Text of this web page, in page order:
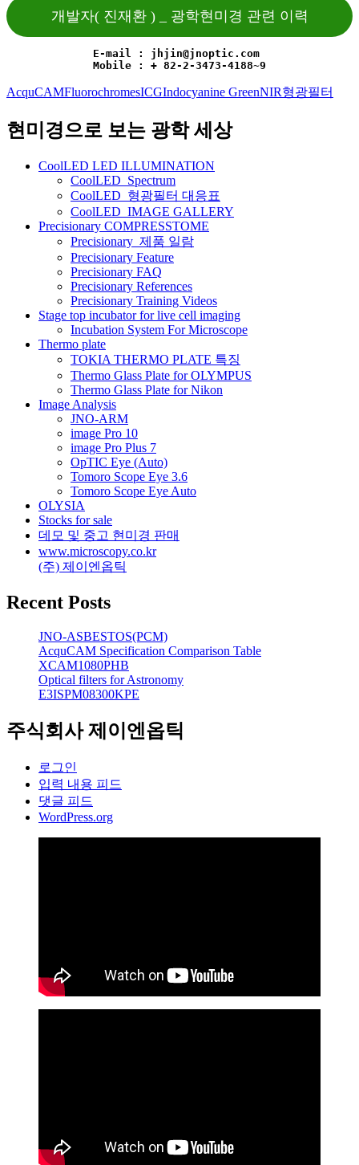
개발자( 진재환 ) _ 광학현미경 관련 이력
E-mail : jhjin@jnoptic.com
Mobile : + 82-2-3473-4188~9
AcquCAMFluorochromesICGIndocyanine GreenNIR형광필터
현미경으로 보는 광학 세상
CoolLED LED ILLUMINATION
CoolLED_Spectrum
CoolLED_형광필터 대응표
CoolLED_IMAGE GALLERY
Precisionary COMPRESSTOME
Precisionary_제품 일람
Precisionary Feature
Precisionary FAQ
Precisionary References
Precisionary Training Videos
Stage top incubator for live cell imaging
Incubation System For Microscope
Thermo plate
TOKIA THERMO PLATE 특징
Thermo Glass Plate for OLYMPUS
Thermo Glass Plate for Nikon
Image Analysis
JNO-ARM
image Pro 10
image Pro Plus 7
OpTIC Eye (Auto)
Tomoro Scope Eye 3.6
Tomoro Scope Eye Auto
OLYSIA
Stocks for sale
데모 및 중고 현미경 판매
www.microscopy.co.kr
(주) 제이엔옵틱
Recent Posts
JNO-ASBESTOS(PCM)
AcquCAM Specification Comparison Table
XCAM1080PHB
Optical filters for Astronomy
E3ISPM08300KPE
주식회사 제이엔옵틱
로그인
입력 내용 피드
댓글 피드
WordPress.org